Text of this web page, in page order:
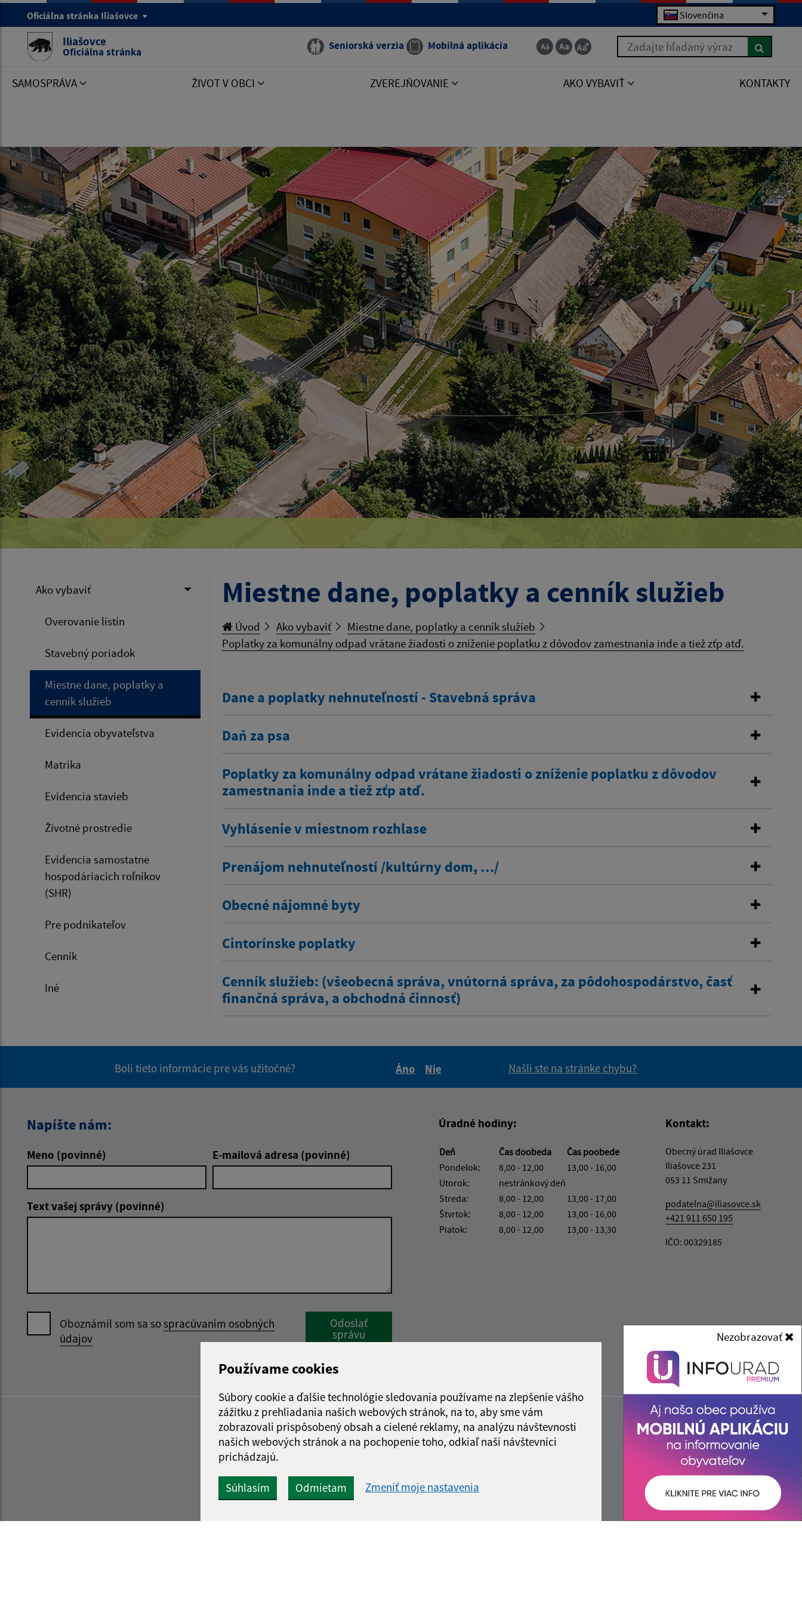
Používame cookies
Súbory cookie a ďalšie technológie sledovania používame na zlepšenie vášho
zážitku z prehliadania našich webových stránok, na to, aby sme vám
zobrazovali prispôsobený obsah a cielené reklamy, na analýzu návštevnosti
našich webových stránok a na pochopenie toho, odkiaľ naši návštevníci
prichádzajú.
Súhlasím Odmietam Zmeniť moje nastavenia
Nezobrazovať
Oficiálna stránka Iliašovce Slovenčina
Iliašovce
Oficiálna stránka Seniorská verzia Mobilná aplikácia Zadajte hľadaný výraz
SAMOSPRÁVA ŽIVOT V OBCI ZVEREJŇOVANIE AKO VYBAVIŤ KONTAKTY
Ako vybaviť
Overovanie listín
Stavebný poriadok
Miestne dane, poplatky a
cenník služieb
Evidencia obyvateľstva
Matrika
Evidencia stavieb
Životné prostredie
Evidencia samostatne
hospodáriacich roľníkov
(SHR)
Pre podnikateľov
Cenník
Iné
Miestne dane, poplatky a cenník služieb
Úvod Ako vybaviť
Miestne dane, poplatky a cenník služieb
Poplatky za komunálny odpad vrátane žiadosti o zníženie poplatku z dôvodov zamestnania inde a tiež zťp atď.
Dane a poplatky nehnuteľností - Stavebná správa
Daň za psa
Poplatky za komunálny odpad vrátane žiadosti o zníženie poplatku z dôvodov
zamestnania inde a tiež zťp atď.
Vyhlásenie v miestnom rozhlase
Prenájom nehnuteľností /kultúrny dom, …/
Obecné nájomné byty
Cintorínske poplatky
Cenník služieb: (všeobecná správa, vnútorná správa, za pôdohospodárstvo, časť
finančná správa, a obchodná činnosť)
Boli tieto informácie pre vás užitočné?
Áno
Nie
Našli ste na stránke chybu?
Napíšte nám:
Meno (povinné) E-mailová adresa (povinné)
Text vašej správy (povinné)
Oboznámil som sa sospracúvaním osobných
údajov
Google reCaptcha Response
Odoslať
správu
Úradné hodiny:
Deň Čas doobeda
Čas poobede
Pondelok:
8,00 - 12,00
13,00 - 16,00
Utorok:
nestránkový deň
Streda:
8,00 - 12,00
13,00 - 17,00
Štvrtok:
8,00 - 12,00
13,00 - 16,00
Piatok:
8,00 - 12,00 13,00 - 13,30
Kontakt:
Obecný úrad Iliašovce
Iliašovce 231
053 11 Smižany
podatelna@iliasovce.sk
+421 911 650 195
IČO: 00329185